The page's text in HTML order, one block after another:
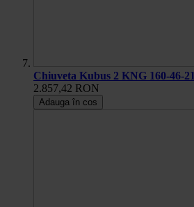
Chiuveta Kubus 2 KNG 160-46-21
2.857,42 RON
Adauga în cos